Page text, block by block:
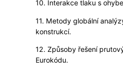
10. Interakce tlaku s
11. Metody globální
konstrukcí.
12. Způsoby řešení
Eurokódu.